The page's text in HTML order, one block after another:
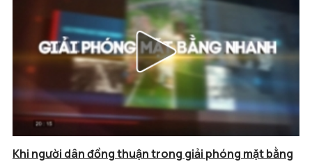
Khi người dân đồng thuận trong giải phóng mặt bằng